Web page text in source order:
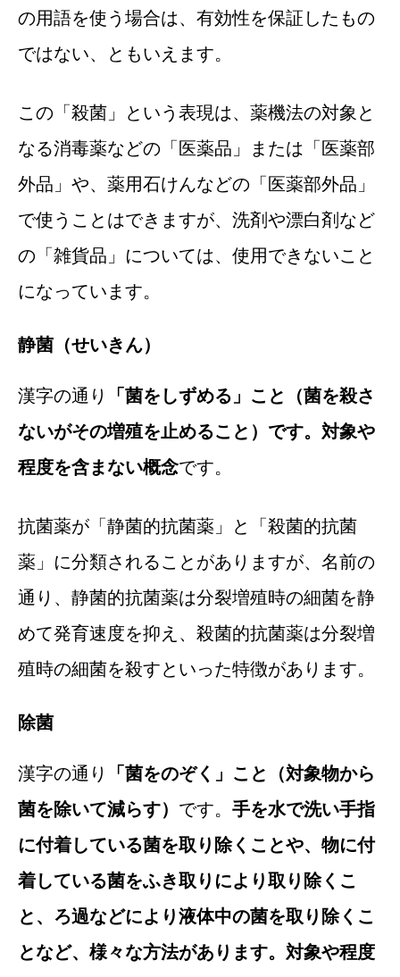
の用語を使う場合は、有効性を保証したもの
ではない、ともいえます。
この「殺菌」という表現は、薬機法の対象と
なる消毒薬などの「医薬品」または「医薬部
外品」や、薬用石けんなどの「医薬部外品」
で使うことはできますが、洗剤や漂白剤など
の「雑貨品」については、使用できないこと
になっています。
静菌（せいきん）
漢字の通り
「菌をしずめる」こと（菌を殺さ
ないがその増殖を止めること）です。対象や
程度を含まない概念です。
抗菌薬が「静菌的抗菌薬」と「殺菌的抗菌
薬」に分類されることがありますが、名前の
通り、静菌的抗菌薬は分裂増殖時の細菌を静
めて発育速度を抑え、殺菌的抗菌薬は分裂増
殖時の細菌を殺すといった特徴があります。
除菌
漢字の通り
「菌をのぞく」こと（対象物から
菌を除いて減らす） です。 手を水で洗い手指
に付着している菌を取り除くことや、物に付
着している菌をふき取りにより取り除くこ
と、ろ過などにより液体中の菌を取り除くこ
となど、様々な方法があります。対象や程度